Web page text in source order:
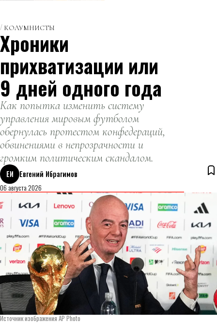
КОЛУМНИСТЫ
Хроники
прихватизации или
9 дней одного года
Как попытка изменить систему
управления мировым футболом
обернулась протестом конфедераций,
обвинениями в непрозрачности и
громким политическим скандалом.
ЕИ
Евгений Ибрагимов
06 августа 2026
Источник изображения AP Photo